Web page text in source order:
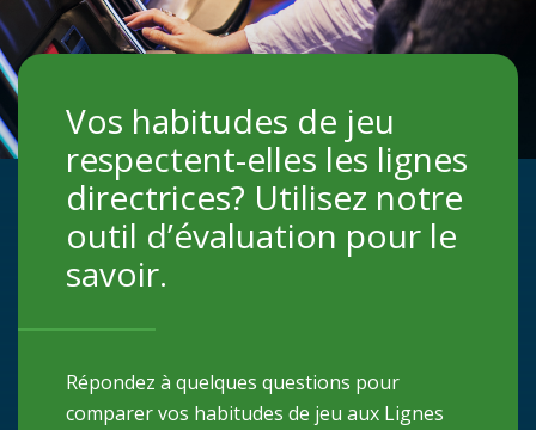
Vos habitudes de jeu
respectent-elles les lignes
directrices? Utilisez notre
outil d’évaluation pour le
savoir.
Répondez à quelques questions pour
comparer vos habitudes de jeu aux Lignes